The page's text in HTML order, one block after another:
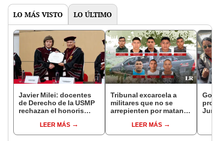
LO MÁS VISTO LO ÚLTIMO
Javier Milei: docentes
de Derecho de la USMP
rechazan el honoris
presidente de Argentina
LEER MÁS
Tribunal excarcela a
militares que no se
arrepienten por matanza
LEER MÁS